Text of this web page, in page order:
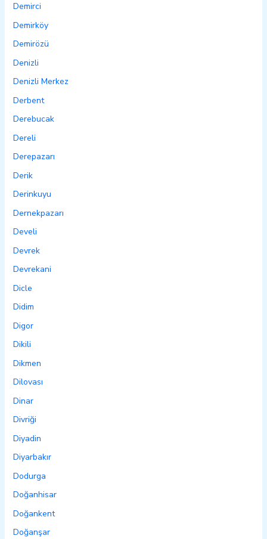
Demirci
Demirköy
Demirözü
Denizli
Denizli Merkez
Derbent
Derebucak
Dereli
Derepazarı
Derik
Derinkuyu
Dernekpazarı
Develi
Devrek
Devrekani
Dicle
Didim
Digor
Dikili
Dikmen
Dilovası
Dinar
Divriği
Diyadin
Diyarbakır
Dodurga
Doğanhisar
Doğankent
Doğanşar